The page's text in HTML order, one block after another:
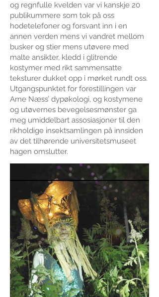
og regnfulle kvelden var vi kanskje 20
publikummere som tok på oss
hodetelefoner og forsvant inn i en
annen verden mens vi vandret mellom
busker og stier mens utøvere med
malte ansikter, kledd i glitrende
kostymer med rikt sammensatte
teksturer dukket opp i mørket rundt oss.
Utgangspunktet for forestillingen var
Arne Næss’ dypøkologi, og kostymene
og utøvernes bevegelsesmønster ga
meg umiddelbart assosiasjoner til den
rikholdige insektsamlingen på innsiden
av det tilhørende universitetsmuseet
hagen omslutter.